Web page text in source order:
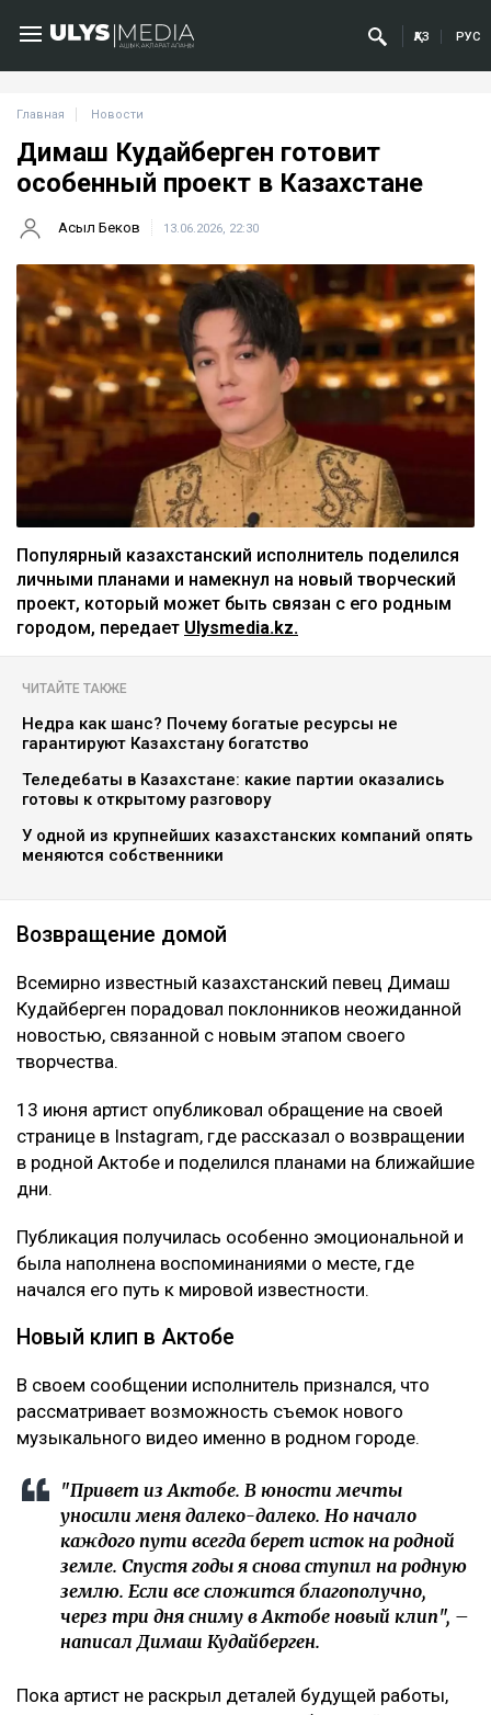
ҚАЗ РУС
Главная Новости
Димаш Кудайберген готовит
особенный проект в Казахстане
Асыл Беков 13.06.2026, 22:30
Популярный казахстанский исполнитель поделился
личными планами и намекнул на новый творческий
проект, который может быть связан с его родным
городом, передает Ulysmedia.kz.
ЧИТАЙТЕ ТАКЖЕ
Недра как шанс? Почему богатые ресурсы не
гарантируют Казахстану богатство
Теледебаты в Казахстане: какие партии оказались
готовы к открытому разговору
У одной из крупнейших казахстанских компаний опять
меняются собственники
Возвращение домой
Всемирно известный казахстанский певец Димаш
Кудайберген порадовал поклонников неожиданной
новостью, связанной с новым этапом своего
творчества.
13 июня артист опубликовал обращение на своей
странице в Instagram, где рассказал о возвращении
в родной Актобе и поделился планами на ближайшие
дни.
Публикация получилась особенно эмоциональной и
была наполнена воспоминаниями о месте, где
начался его путь к мировой известности.
Новый клип в Актобе
В своем сообщении исполнитель признался, что
рассматривает возможность съемок нового
музыкального видео именно в родном городе.
"Привет из Актобе. В юности мечты
уносили меня далеко-далеко. Но начало
каждого пути всегда берет исток на родной
земле. Спустя годы я снова ступил на родную
землю. Если все сложится благополучно,
через три дня сниму в Актобе новый клип", –
написал Димаш Кудайберген.
Пока артист не раскрыл деталей будущей работы,